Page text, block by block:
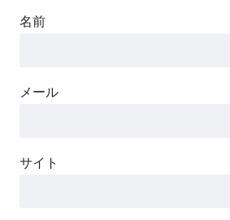
名前
メール
サイト